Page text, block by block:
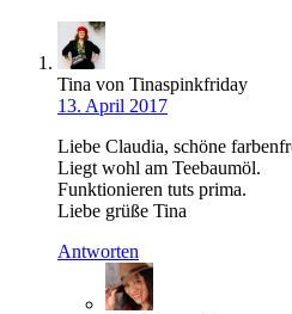
Tina von Tinaspinkfriday
13. April 2017
Liebe Claudia, schöne
Liegt wohl am Teebaumöl.
Funktionieren tuts prima.
Liebe grüße Tina
Antworten